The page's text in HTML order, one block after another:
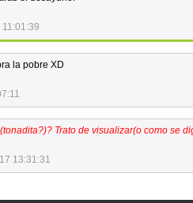
la pobre XD
Trato de visualizar(o como se
13:31:31